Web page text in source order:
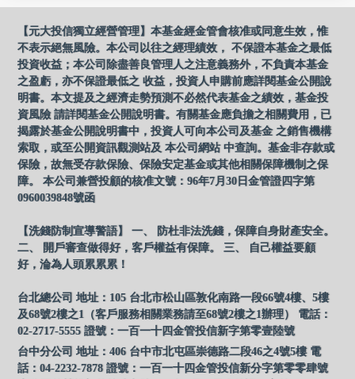
【元大投信獨立經營管理】本基金經金管會核准或同意生效，惟
不表示絕無風險。本公司以往之經理績效， 不保證本基金之最低
投資收益；本公司除盡善良管理人之注意義務外，不負責本基金
之盈虧，亦不保證最低之 收益，投資人申購前應詳閱基金公開說
明書。本文提及之經濟走勢預測不必然代表基金之績效，基金投
資風險 請詳閱基金公開說明書。有關基金應負擔之相關費用，已
揭露於基金公開說明書中，投資人可向本公司及基金 之銷售機構
索取，或至公開資訊觀測站及 本公司網站 中查詢。基金非存款或
保險，故無受存款保險、保險安定基金或其他相關保障機制之保
障。 本公司兼營投顧的核准文號：96年7月30日金管證四字第
0960039848號函
【洗錢防制宣導警語】 一、 防杜非法洗錢，保障自身財產安全。
二、 開戶審查做得好，客戶權益有保障。 三、 自己權益要顧
好，淪為人頭累累累！
台北總公司 地址：105 台北市松山區敦化南路一段66號4樓、5樓
及68號2樓之1（客戶服務相關業務請至68號2樓之1辦理） 電話：
02-2717-5555 證號：一百一十四金管投信新字第零壹陸號
台中分公司 地址：406 台中市北屯區崇德路二段46之4號5樓 電
話：04-2232-7878 證號：一百一十四金管投信新分字第零零肆號